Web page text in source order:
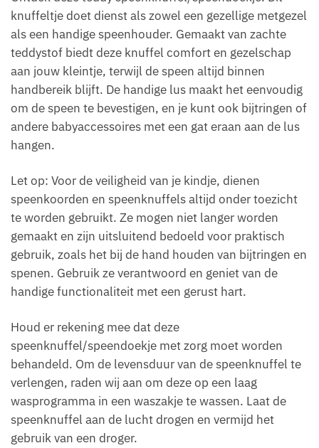
knuffeltje doet dienst als zowel een gezellige metgezel
als een handige speenhouder. Gemaakt van zachte
teddystof biedt deze knuffel comfort en gezelschap
aan jouw kleintje, terwijl de speen altijd binnen
handbereik blijft. De handige lus maakt het eenvoudig
om de speen te bevestigen, en je kunt ook bijtringen of
andere babyaccessoires met een gat eraan aan de lus
hangen.
Let op: Voor de veiligheid van je kindje, dienen
speenkoorden en speenknuffels altijd onder toezicht
te worden gebruikt. Ze mogen niet langer worden
gemaakt en zijn uitsluitend bedoeld voor praktisch
gebruik, zoals het bij de hand houden van bijtringen en
spenen. Gebruik ze verantwoord en geniet van de
handige functionaliteit met een gerust hart.
Houd er rekening mee dat deze
speenknuffel/speendoekje met zorg moet worden
behandeld. Om de levensduur van de speenknuffel te
verlengen, raden wij aan om deze op een laag
wasprogramma in een waszakje te wassen. Laat de
speenknuffel aan de lucht drogen en vermijd het
gebruik van een droger.